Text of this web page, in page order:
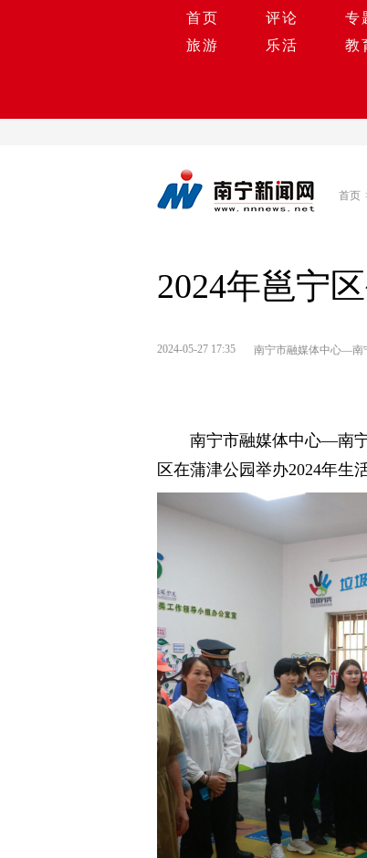
首页 评论 专
旅游
乐活 教
首页
2024年邕宁
2024-05-27 17:35 南宁市融媒体中心—南
南宁市融媒体中心—南
区在蒲津公园举办2024年生